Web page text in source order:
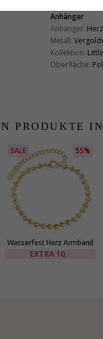
Anhänger
Anhänger:
Metall:
Kollektion:
Oberfläche:
PRODUKTE
SALE 55%
Wasserfest Herz Armband
aus vergoldetem Stahl -
EXTRA 10,-